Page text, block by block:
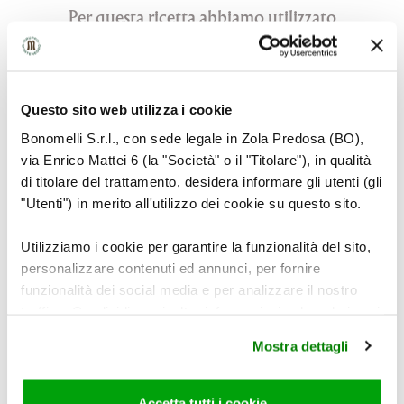
Questo sito web utilizza i cookie
Bonomelli S.r.l., con sede legale in Zola Predosa (BO),
via Enrico Mattei 6 (la "Società" o il "Titolare"), in qualità
di titolare del trattamento, desidera informare gli utenti (gli
"Utenti") in merito all'utilizzo dei cookie su questo sito.
Utilizziamo i cookie per garantire la funzionalità del sito,
personalizzare contenuti ed annunci, per fornire
funzionalità dei social media e per analizzare il nostro
di analisi dei dati web, pubblicità e social media, i quali
potrebbero combinarle con altre informazioni che ha
fornito loro o che hanno raccolto dal suo utilizzo dei loro
Mostra dettagli
Per questa ricetta abbiamo utilizzato